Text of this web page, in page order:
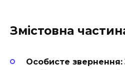
Змістовна
Особисте звернення: